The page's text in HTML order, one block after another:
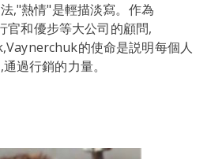
,"熱情"是輕描淡寫。作為
官和優步等大公司的顧問,
的使命是説明每個人
過行銷的力量。